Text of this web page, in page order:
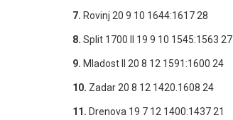
7. Rovinj 20 9 10 1644:1617 28
8. Split 1700 II 19 9 10 1545:1563 27
9. Mladost II 20 8 12 1591:1600 24
10. Zadar 20 8 12 1420.1608 24
11. Drenova 19 7 12 1400:1437 21